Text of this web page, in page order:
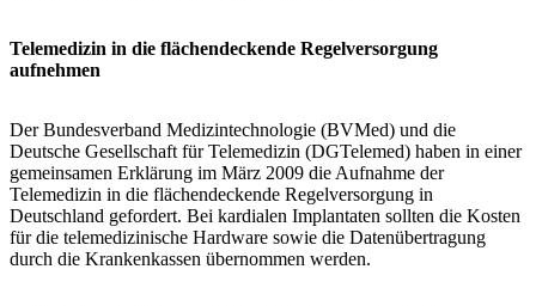
Telemedizin in die flächendeckende Regelversorgung
aufnehmen
Der Bundesverband Medizintechnologie (BVMed) und die
Deutsche Gesellschaft für Telemedizin (DGTelemed) haben in einer
gemeinsamen Erklärung im März 2009 die Aufnahme der
Telemedizin in die flächendeckende Regelversorgung in
Deutschland gefordert. Bei kardialen Implantaten sollten die Kosten
für die telemedizinische Hardware sowie die Datenübertragung
durch die Krankenkassen übernommen werden.